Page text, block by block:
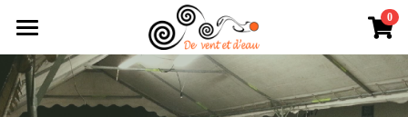
0
Accueil
Souvenirs...
×
LES CATÉGORIES DE LA BOUTIQUE
Toutes les catégories